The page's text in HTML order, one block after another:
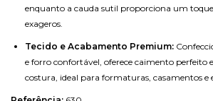
enquanto a cauda sutil proporciona um
exageros.
Tecido e Acabamento Premium:
e forro confortável, oferece caimento perfeito
costura, ideal para formaturas, casamentos e